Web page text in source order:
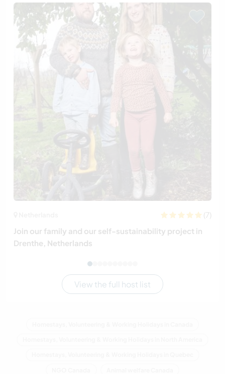
(7)
Join our family and our self-sustainability project in
Drenthe, Netherlands
View the full host list